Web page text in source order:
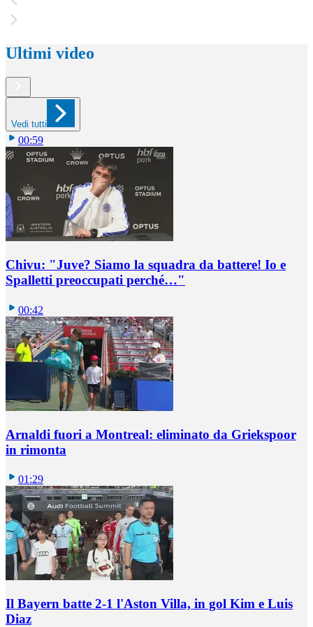
Ultimi video
Vedi tutti
00:59
Chivu: "Juve? Siamo la squadra da battere! Io e
Spalletti preoccupati perché…"
00:42
Arnaldi fuori a Montreal: eliminato da Griekspoor
in rimonta
01:29
Il Bayern batte 2-1 l'Aston Villa, in gol Kim e Luis
Diaz